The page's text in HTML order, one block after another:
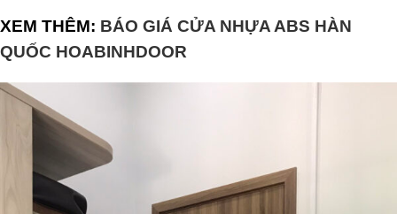
XEM THÊM: BÁO GIÁ CỬA NHỰA ABS HÀN
QUỐC HOABINHDOOR